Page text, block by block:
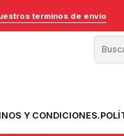
Y CONDICIONES.
terminos de envío